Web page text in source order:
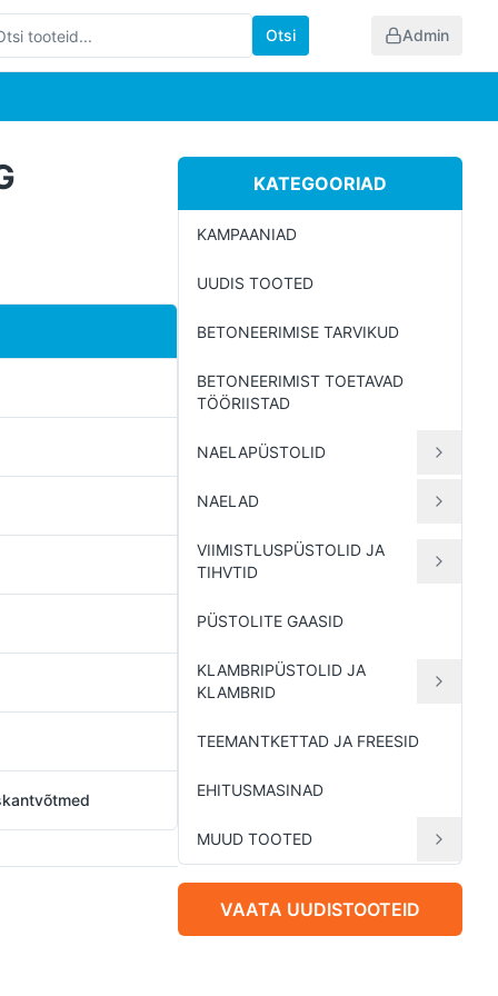
Otsi Admin
KATEGOORIAD
KAMPAANIAD
UUDIS TOOTED
BETONEERIMISE TARVIKUD
BETONEERIMIST TOETAVAD
TÖÖRIISTAD
NAELAPÜSTOLID
NAELAD
VIIMISTLUSPÜSTOLID JA
TIHVTID
PÜSTOLITE GAASID
KLAMBRIPÜSTOLID JA
KLAMBRID
TEEMANTKETTAD JA FREESID
EHITUSMASINAD
MUUD TOOTED
VAATA UUDISTOOTEID